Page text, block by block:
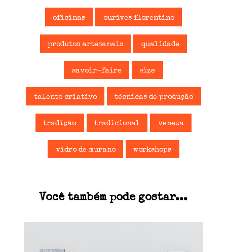
oficinas ourives florentino
produtos artesanais qualidade
savoir-faire size
talento criativo técnicas de produção
tradição tradicional veneza
vidro de murano workshops
Você também pode gostar...